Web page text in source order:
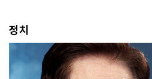
정치